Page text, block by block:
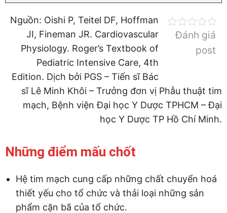
Đánh giá
post
Nguồn: Oishi P, Teitel DF, Hoffman
JI, Fineman JR. Cardiovascular
Physiology. Roger’s Textbook of
Pediatric Intensive Care, 4th
Edition. Dịch bởi PGS – Tiến sĩ Bác
sĩ Lê Minh Khôi – Trưởng đơn vị Phẫu thuật tim
mạch, Bệnh viện Đại học Y Dược TPHCM – Đại
học Y Dược TP Hồ Chí Minh.
Những điểm mấu chốt
Hệ tim mạch cung cấp những chất chuyển hoá
thiết yếu cho tổ chức và thải loại những sản
phẩm cặn bã của tổ chức.